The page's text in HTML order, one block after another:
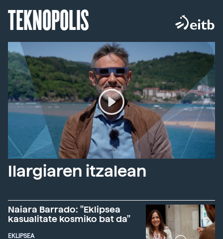
TEKNOPOLIS
Ilargiaren itzalean
Naiara Barrado: "Eklipsea
kasualitate kosmiko bat da"
EKLIPSEA